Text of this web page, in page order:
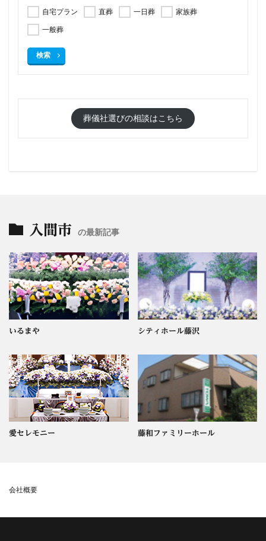
自宅プラン 直葬 一日葬
家族葬
一般葬
検索
葬儀社選びの相談はこちら
入間市 の最新記事
いるまや シティホール藤沢
愛セレモニー 藤和ファミリーホール
会社概要